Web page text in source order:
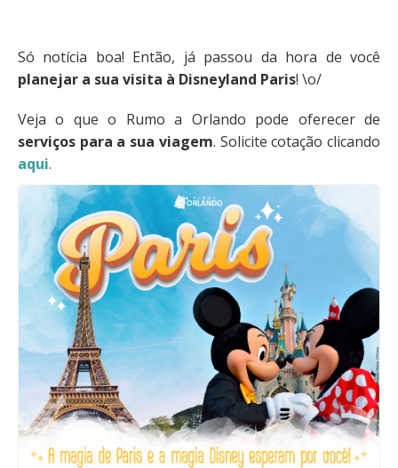
Só notícia boa! Então, já passou da hora de você
planejar a sua visita à Disneyland Paris! \o/
Veja o que o Rumo a Orlando pode oferecer de
serviços para a sua viagem. Solicite cotação clicando
aqui.